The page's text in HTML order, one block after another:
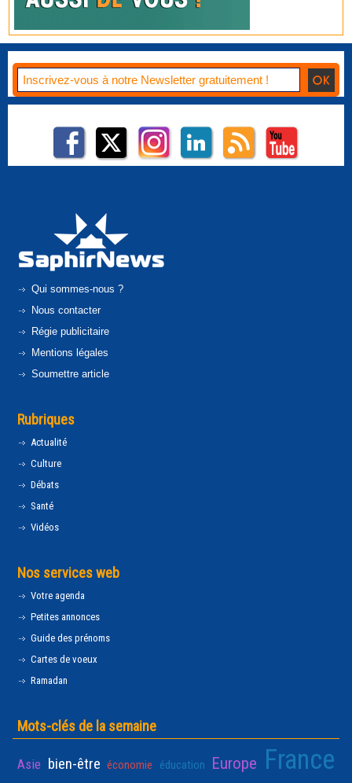
Qui sommes-nous ?
Nous contacter
Régie publicitaire
Mentions légales
Soumettre article
Rubriques
Actualité
Culture
Débats
Santé
Vidéos
Nos services web
Votre agenda
Petites annonces
Guide des prénoms
Cartes de voeux
Ramadan
Mots-clés de la semaine
Asie bien-être économie éducation Europe France